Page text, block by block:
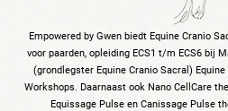
Empowered by Gwen biedt Equine Cranio
voor paarden, opleiding ECS1 t/m ECS6 bij
(grondlegster Equine Cranio Sacral) Equine
Workshops. Daarnaast ook Nano CellCare
Equissage Pulse en Canissage Pulse